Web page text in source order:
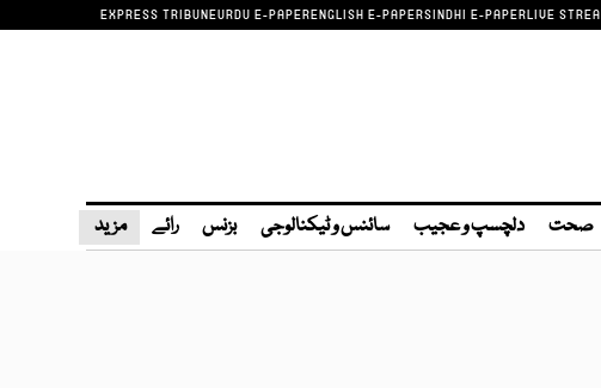
EXPRESS TRIBUNEURDU E-PAPERENGLISH E-PAPERSINDHI E-PAPERLIVE
صحت دلچسپ و عجیب سائنس و ٹیکنالوجی بزنس رائے مزید